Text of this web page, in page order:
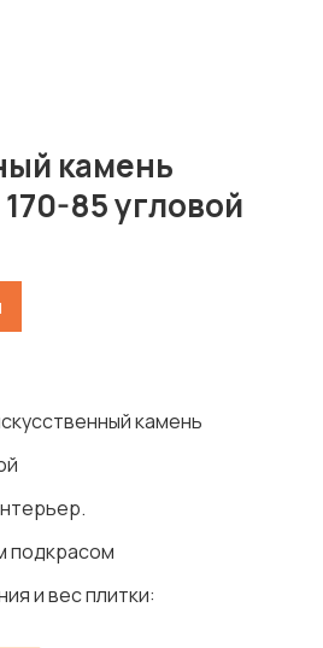
камень
85 угловой
камень
подкрасом
и вес плитки: